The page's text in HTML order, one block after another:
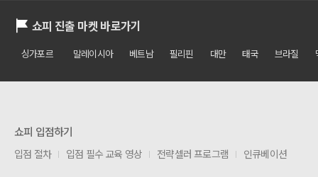
쇼피 진출 마켓 바로가기
싱가포르 말레이시아 베트남 필리핀 대만 태국 브라질
쇼피 입점하기
입점 절차 입점 필수 교육 영상 전략셀러 프로그램 인큐베이션